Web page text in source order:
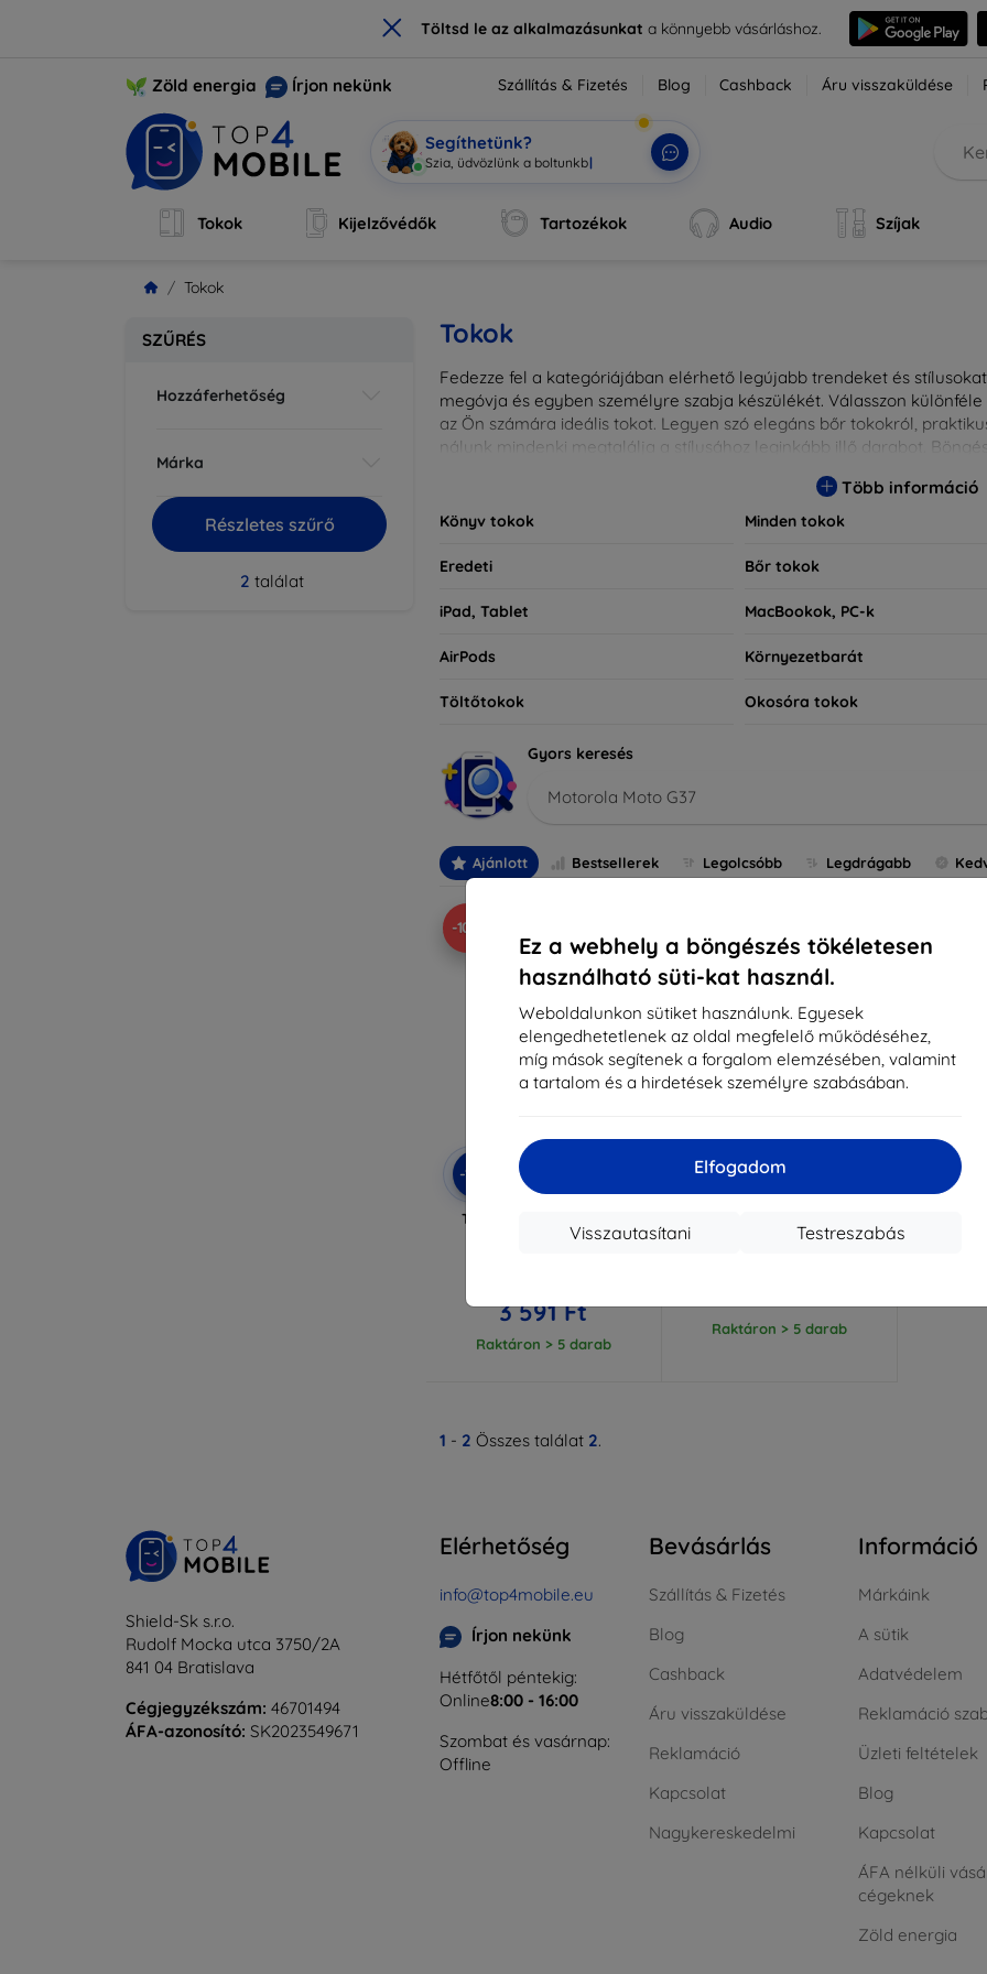
× Töltsd le az alkalmazásunkata könnyebb vásárláshoz.
Ez a webhely a böngészés tökéletesen
használható süti-kat használ.
Weboldalunkon sütiket használunk. Egyesek
elengedhetetlenek az oldal megfelelő működéséhez,
míg mások segítenek a forgalom elemzésében, valamint
a tartalom és a hirdetések személyre szabásában.
Elfogadom
Testreszabás
Visszautasítani
Zöld energia Írjon nekünk Szállítás & Fizetés Blog Cashback Áru visszaküldése
Segíthetünk?
|
Tokok Kijelzővédők Tartozékok Audio Szíjak
Tokok
SZŰRÉS
Hozzáferhetőség
Márka
Részletes szűrő
2 találat
Tokok
Fedezze fel a kategóriájában elérhető legújabb trendeket és
megóvja és egyben személyre szabja készülékét. Válasszon
az Ön számára ideális tokot. Legyen szó elegáns bőr tokokról,
nálunk mindenki megtalálja a stílusához leginkább illő darabot.
Több információ
Könyv tokok Minden tokok
Eredeti Bőr tokok
iPad, Tablet MacBookok, PC-k
AirPods Környezetbarát
Töltőtokok Okosóra tokok
Gyors keresés
Motorola Moto G37
Ajánlott Bestsellerek Legolcsóbb Legdrágabb
-10%
-10%
Kedvezmény
kuponnal
Tactical Field Notes tok
Motorola Moto G37
3 591 Ft
Raktáron > 5 darab
-10%
Kedvezmény
Motorola Moto G37-hez, kék
Raktáron > 5 darab
1 - 2 Összes találat 2.
Shield-Sk s.r.o.
Rudolf Mocka utca 3750/2A
841 04 Bratislava
Cégjegyzékszám: 46701494
ÁFA-azonosító: SK2023549671
Elérhetőség
info@top4mobile.eu
Írjon nekünk
Hétfőtől péntekig:
Online8:00 - 16:00
Szombat és vasárnap:
Offline
Bevásárlás
Szállítás & Fizetés
Blog
Cashback
Áru visszaküldése
Reklamáció
Kapcsolat
Nagykereskedelmi
Információ
Márkáink
A sütik
Adatvédelem
Reklamáció
Üzleti feltételek
Blog
Kapcsolat
ÁFA nélküli
cégeknek
Zöld energia